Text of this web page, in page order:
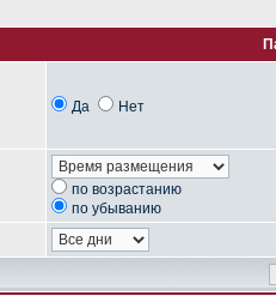
Да Нет
по возрастанию
по убыванию